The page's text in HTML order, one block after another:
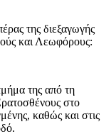
της διεξαγωγής
και Λεωφόρους:
της από τη
στο
καθώς και στις